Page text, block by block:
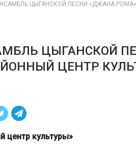
ЦЫГАНСКОЙ ПЕСНИ «ДЖАНА
ЦЫГАНСКОЙ
ЦЕНТР
центр культуры»